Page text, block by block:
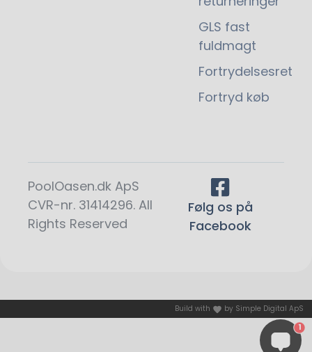
GLS fast
fuldmagt
Fortrydelsesret
Fortryd køb
PoolOasen.dk ApS
CVR-nr. 31414296. All
Rights Reserved
Følg os på
Facebook
Build with by Simple Digital ApS
1